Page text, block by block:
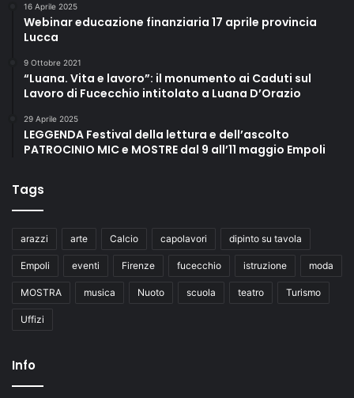
16 Aprile 2025
Webinar educazione finanziaria 17 aprile provincia
Lucca
9 Ottobre 2021
“Luana. Vita e lavoro”: il monumento ai Caduti sul
Lavoro di Fucecchio intitolato a Luana D’Orazio
29 Aprile 2025
LEGGENDA Festival della lettura e dell’ascolto
PATROCINIO MIC e MOSTRE dal 9 all’11 maggio Empoli
Tags
arazzi arte Calcio capolavori dipinto su tavola
Empoli eventi Firenze fucecchio istruzione moda
MOSTRA musica Nuoto scuola teatro Turismo
Uffizi
Info